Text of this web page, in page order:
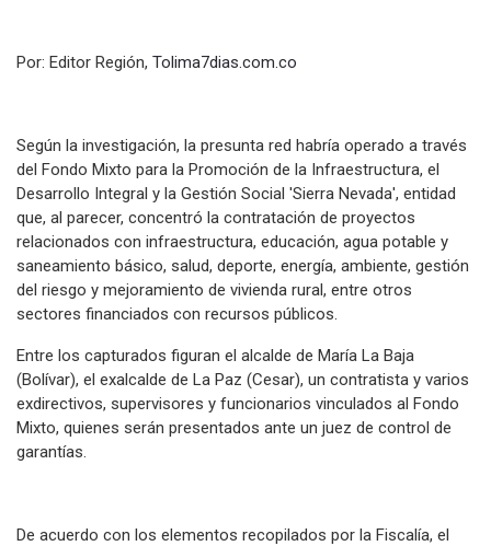
Por: Editor Región, Tolima7dias.com.co
Según la investigación, la presunta red habría operado a través
del Fondo Mixto para la Promoción de la Infraestructura, el
Desarrollo Integral y la Gestión Social 'Sierra Nevada', entidad
que, al parecer, concentró la contratación de proyectos
relacionados con infraestructura, educación, agua potable y
saneamiento básico, salud, deporte, energía, ambiente, gestión
del riesgo y mejoramiento de vivienda rural, entre otros
sectores financiados con recursos públicos.
Entre los capturados figuran el alcalde de María La Baja
(Bolívar), el exalcalde de La Paz (Cesar), un contratista y varios
exdirectivos, supervisores y funcionarios vinculados al Fondo
Mixto, quienes serán presentados ante un juez de control de
garantías.
De acuerdo con los elementos recopilados por la Fiscalía, el